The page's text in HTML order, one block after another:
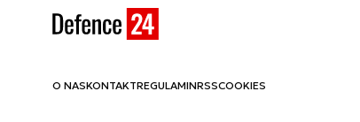
O NASKONTAKTREGULAMINRSSCOOKIES